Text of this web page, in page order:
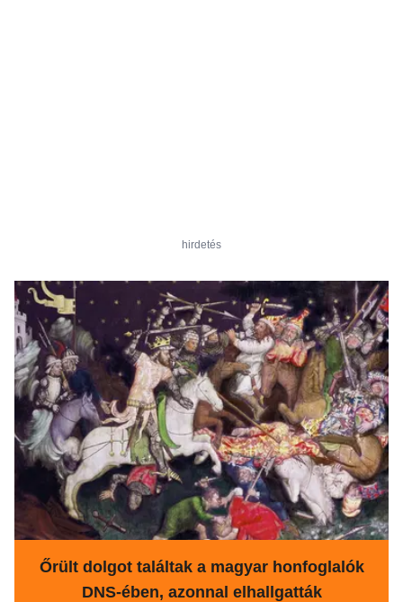
hirdetés
Őrült dolgot találtak a magyar honfoglalók
DNS-ében, azonnal elhallgatták